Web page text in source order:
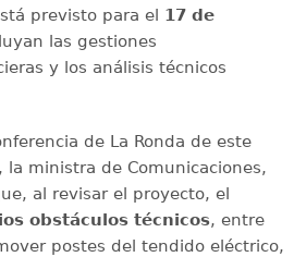
previsto para el 17 de
las gestiones
y los análisis técnicos
de La Ronda de este
la ministra de Comunicaciones,
al revisar el proyecto, el
obstáculos técnicos, entre
postes del tendido eléctrico,